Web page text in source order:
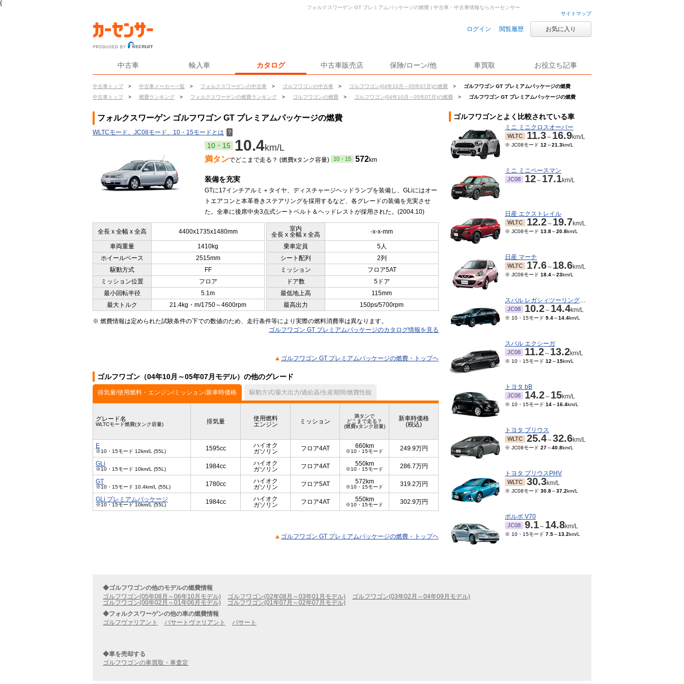
{
サイトマップ
ログイン 閲覧履歴 お気に入り
中古車 輸入車 カタログ 中古車販売店 保険/ローン/他 車買取 お役立ち記事
中古車トップ > 中古車メーカー一覧 > フォルクスワーゲンの中古車 > ゴルフワゴンの中古車 > ゴルフワゴン(04年10月～05年07月)の燃費 >
ゴルフワゴン GT プレミアムパッケージの燃費
中古車トップ
> 燃費ランキング > フォルクスワーゲンの燃費ランキング > ゴルフワゴンの燃費 > ゴルフワゴン(04年10月～05年07月)の燃費 > ゴルフワゴン GT プレミアムパッケージの燃費
フォルクスワーゲン GT プレミアムパッケージの燃費 | 中古車・中古車情報ならカーセンサー
フォルクスワーゲン ゴルフワゴン GT プレミアムパッケージの燃費
WLTCモード、JC08モード、10・15モードとは ？
10・15 10.4km/L
満タンでどこまで走る？ (燃費xタンク容量) 10・15 572km
装備を充実
GTに17インチアルミ＋タイヤ、ディスチャージヘッドランプを装備し、GLiにはオー
トエアコンと本革巻きステアリングを採用するなど、各グレードの装備を充実させ
た。全車に後席中央3点式シートベルト＆ヘッドレストが採用された。(2004.10)
全長 x 全幅 x 全高 4400x1735x1480mm
室内
全長 x 全幅 x 全高
-x-x-mm
車両重量 1410kg 乗車定員
5人
ホイールベース
2515mm シート配列
2列
駆動方式
FF ミッション
フロア5AT
ミッション位置
フロア ドア数
5ドア
最小回転半径
5.1m 最低地上高
115mm
最大トルク
21.4kg・m/1750～4600rpm 最高出力 150ps/5700rpm
※ 燃費情報は定められた試験条件の下での数値のため、走行条件等により実際の燃料消費率は異なります。
ゴルフワゴン GT プレミアムパッケージのカタログ情報を見る
ゴルフワゴン GT プレミアムパッケージの燃費・トップヘ
ゴルフワゴン（04年10月～05年07月モデル）の他のグレード
排気量/使用燃料・エンジン/ミッション/新車時価格 駆動方式/最大出力/過給器/生産期間/燃費性能
グレード名
WLTCモード燃費(タンク容量) 排気量
使用燃料
エンジン
ミッション
満タンで
どこまで走る？
(燃費xタンク容量)
新車時価格
(税込)
E
※10・15モード 12km/L (55L) 1595cc
ハイオク
ガソリン
フロア4AT 660km
※10・15モード 249.9万円
GLi
※10・15モード 10km/L (55L) 1984cc
ハイオク
ガソリン
フロア4AT 550km
※10・15モード 286.7万円
GT
※10・15モード 10.4km/L (55L) 1780cc
ハイオク
ガソリン
フロア5AT 572km
※10・15モード 319.2万円
GLi プレミアムパッケージ
※10・15モード 10km/L (55L) 1984cc
ハイオク
ガソリン
フロア4AT 550km
※10・15モード 302.9万円
ゴルフワゴン GT プレミアムパッケージの燃費・トップヘ
ゴルフワゴンとよく比較されている車
ミニ ミニクロスオーバー
WLTC 11.3～ 16.9km/L
※ JC08モード 12 ～21.3km/L
ミニ ミニペースマン
JC08 12～ 17.1km/L
日産 エクストレイル
WLTC 12.2～ 19.7km/L
※ JC08モード 13.8～20.8km/L
日産 マーチ
WLTC 17.6～ 18.6km/L
※ JC08モード 18.4～23km/L
スバル レガシィツーリングワゴン
JC08 10.2～ 14.4km/L
※ 10・15モード 9.4～14.4km/L
スバル エクシーガ
JC08 11.2～ 13.2km/L
※ 10・15モード 12 ～15km/L
トヨタ bB
JC08 14.2～ 15km/L
※ 10・15モード 14～16.4km/L
トヨタ プリウス
WLTC 25.4～32.6km/L
※ JC08モード 27～40.8km/L
トヨタ プリウスPHV
WLTC 30.3km/L
※ JC08モード 30.8～37.2km/L
ボルボ V70
JC08 9.1～ 14.8km/L
※ 10・15モード 7.5～13.2km/L
◆ゴルフワゴンの他のモデルの燃費情報
ゴルフワゴン(05年08月～06年10月モデル)
ゴルフワゴン(02年08月～03年01月モデル)
ゴルフワゴン(03年02月～04年09月モデル)
ゴルフワゴン(00年02月～01年06月モデル)
ゴルフワゴン(01年07月～02年07月モデル)
◆フォルクスワーゲンの他の車の燃費情報
ゴルフヴァリアント
パサートヴァリアント パサート
◆車を売却する
ゴルフワゴンの車買取・車査定